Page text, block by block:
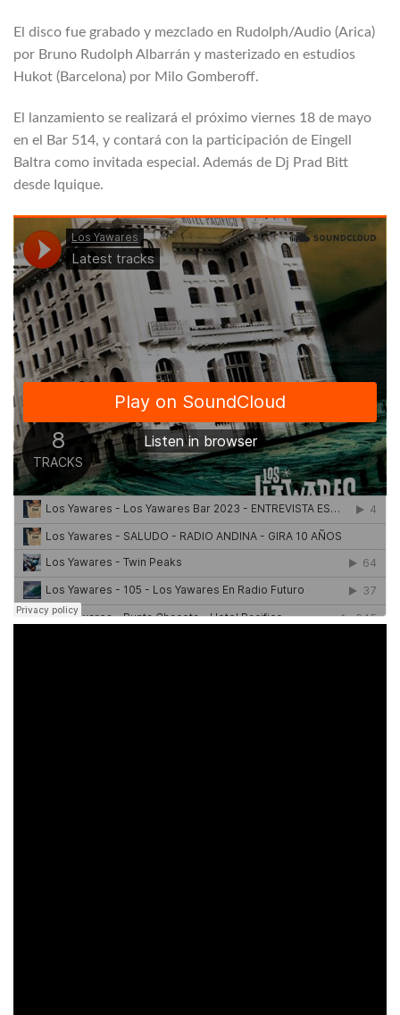
El disco fue grabado y mezclado en Rudolph/Audio (Arica)
por Bruno Rudolph Albarrán y masterizado en estudios
Hukot (Barcelona) por Milo Gomberoff.
El lanzamiento se realizará el próximo viernes 18 de mayo
en el Bar 514, y contará con la participación de Eingell
Baltra como invitada especial. Además de Dj Prad Bitt
desde Iquique.